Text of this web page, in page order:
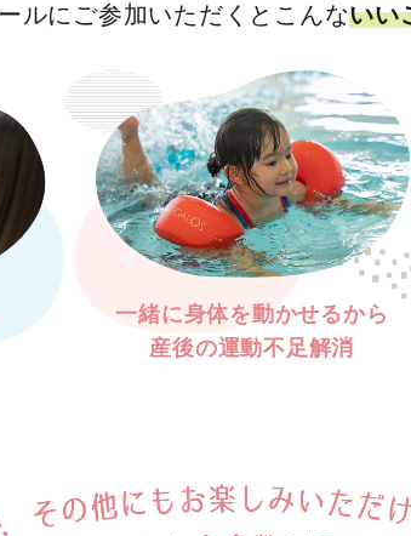
ルにご参加いただくとこんないい
一緒に身体を動かせるから
産後の運動不足解消